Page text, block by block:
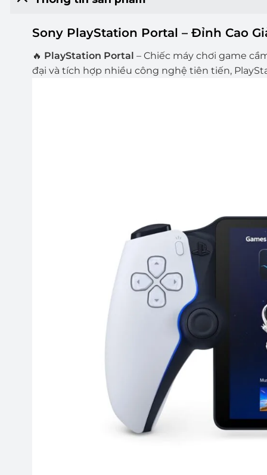
Sony PlayStation Portal – Đỉnh Cao
🔥 PlayStation Portal – Chiếc máy chơi game
đại và tích hợp nhiều công nghệ tiên tiến,